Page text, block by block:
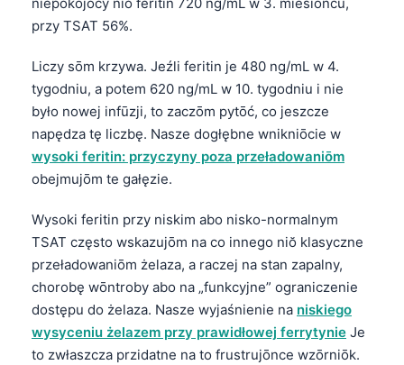
przy TSAT 56%.
Liczy sōm krzywa. Jeźli feritin je 480 ng/mL w 4.
tygodniu, a potem 620 ng/mL w 10. tygodniu i nie
było nowej infūzji, to zaczōm pytōć, co jeszcze
napędza tę liczbę. Nasze dogłębne wnikniōcie w
wysoki feritin: przyczyny poza przeładowaniōm
obejmujōm te gałęzie.
Wysoki feritin przy niskim abo nisko-normalnym
TSAT często wskazujōm na co innego niŏ klasyczne
przeładowaniōm żelaza, a raczej na stan zapalny,
chorobę wōntroby abo na „funkcyjne” ograniczenie
dostępu do żelaza. Nasze wyjaśnienie na niskiego
wysyceniu żelazem przy prawidłowej ferrytynie Je
to zwłaszcza przidatne na to frustrujōnce wzōrniōk.
كوردی‎
پښتو
සිංහල
অসমীয়া
Galego
Latviešu valoda
Македонски јазик
Euskara
Gàidhlig
العربية المغربية